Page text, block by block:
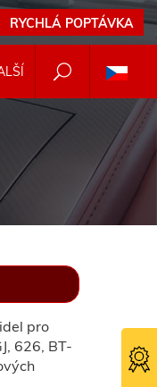
RYCHLÁ POPTÁVKA
pro
626, BT-